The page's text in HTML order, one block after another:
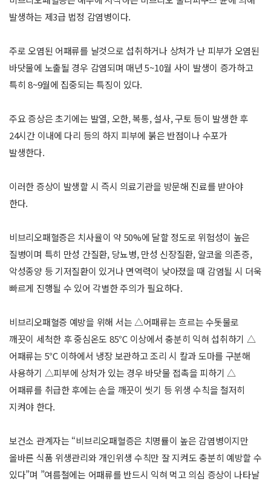
발생하는 제3급 법정 감염병이다.
주로 오염된 어패류를 날것으로 섭취하거나 상처가 난 피부가 오염된
바닷물에 노출될 경우 감염되며 매년 5~10월 사이 발생이 증가하고
특히 8~9월에 집중되는 특징이 있다.
주요 증상은 초기에는 발열, 오한, 복통, 설사, 구토 등이 발생한 후
24시간 이내에 다리 등의 하지 피부에 붉은 반점이나 수포가
발생한다.
이러한 증상이 발생할 시 즉시 의료기관을 방문해 진료를 받아야
한다.
비브리오패혈증은 치사율이 약 50%에 달할 정도로 위험성이 높은
질병이며 특히 만성 간질환, 당뇨병, 만성 신장질환, 알코올 의존증,
악성종양 등 기저질환이 있거나 면역력이 낮아졌을 때 감염될 시 더욱
빠르게 진행될 수 있어 각별한 주의가 필요하다.
비브리오패혈증 예방을 위해 서는 △어패류는 흐르는 수돗물로
깨끗이 세척한 후 중심온도 85℃ 이상에서 충분히 익혀 섭취하기 △
어패류는 5℃ 이하에서 냉장 보관하고 조리 시 칼과 도마를 구분해
사용하기 △피부에 상처가 있는 경우 바닷물 접촉을 피하기 △
어패류를 취급한 후에는 손을 깨끗이 씻기 등 위생 수칙을 철저히
지켜야 한다.
보건소 관계자는 “비브리오패혈증은 치명률이 높은 감염병이지만
올바른 식품 위생관리와 개인위생 수칙만 잘 지켜도 충분히 예방할 수
있다”며 ”여름철에는 어패류를 반드시 익혀 먹고 의심 증상이 나타날